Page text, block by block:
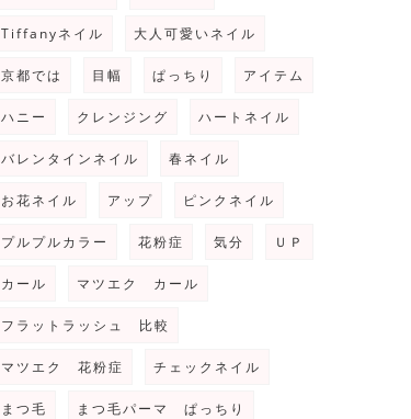
Tiffanyネイル 大人可愛いネイル
京都では 目幅 ぱっちり アイテム
ハニー クレンジング ハートネイル
バレンタインネイル 春ネイル
お花ネイル アップ ピンクネイル
プルプルカラー 花粉症 気分 ＵＰ
カール マツエク カール
フラットラッシュ 比較
マツエク 花粉症 チェックネイル
まつ毛 まつ毛パーマ ぱっちり